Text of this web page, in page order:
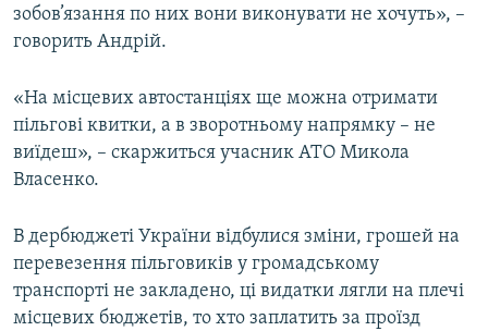
зобов’язання по них вони виконувати не хочуть», –
говорить Андрій.
«На місцевих автостанціях ще можна отримати
пільгові квитки, а в зворотньому напрямку – не
виїдеш», – скаржиться учасник АТО Микола
Власенко.
В дербюджеті України відбулися зміни, грошей на
перевезення пільговиків у громадському
транспорті не закладено, ці видатки лягли на плечі
місцевих бюджетів, то хто заплатить за проїзд